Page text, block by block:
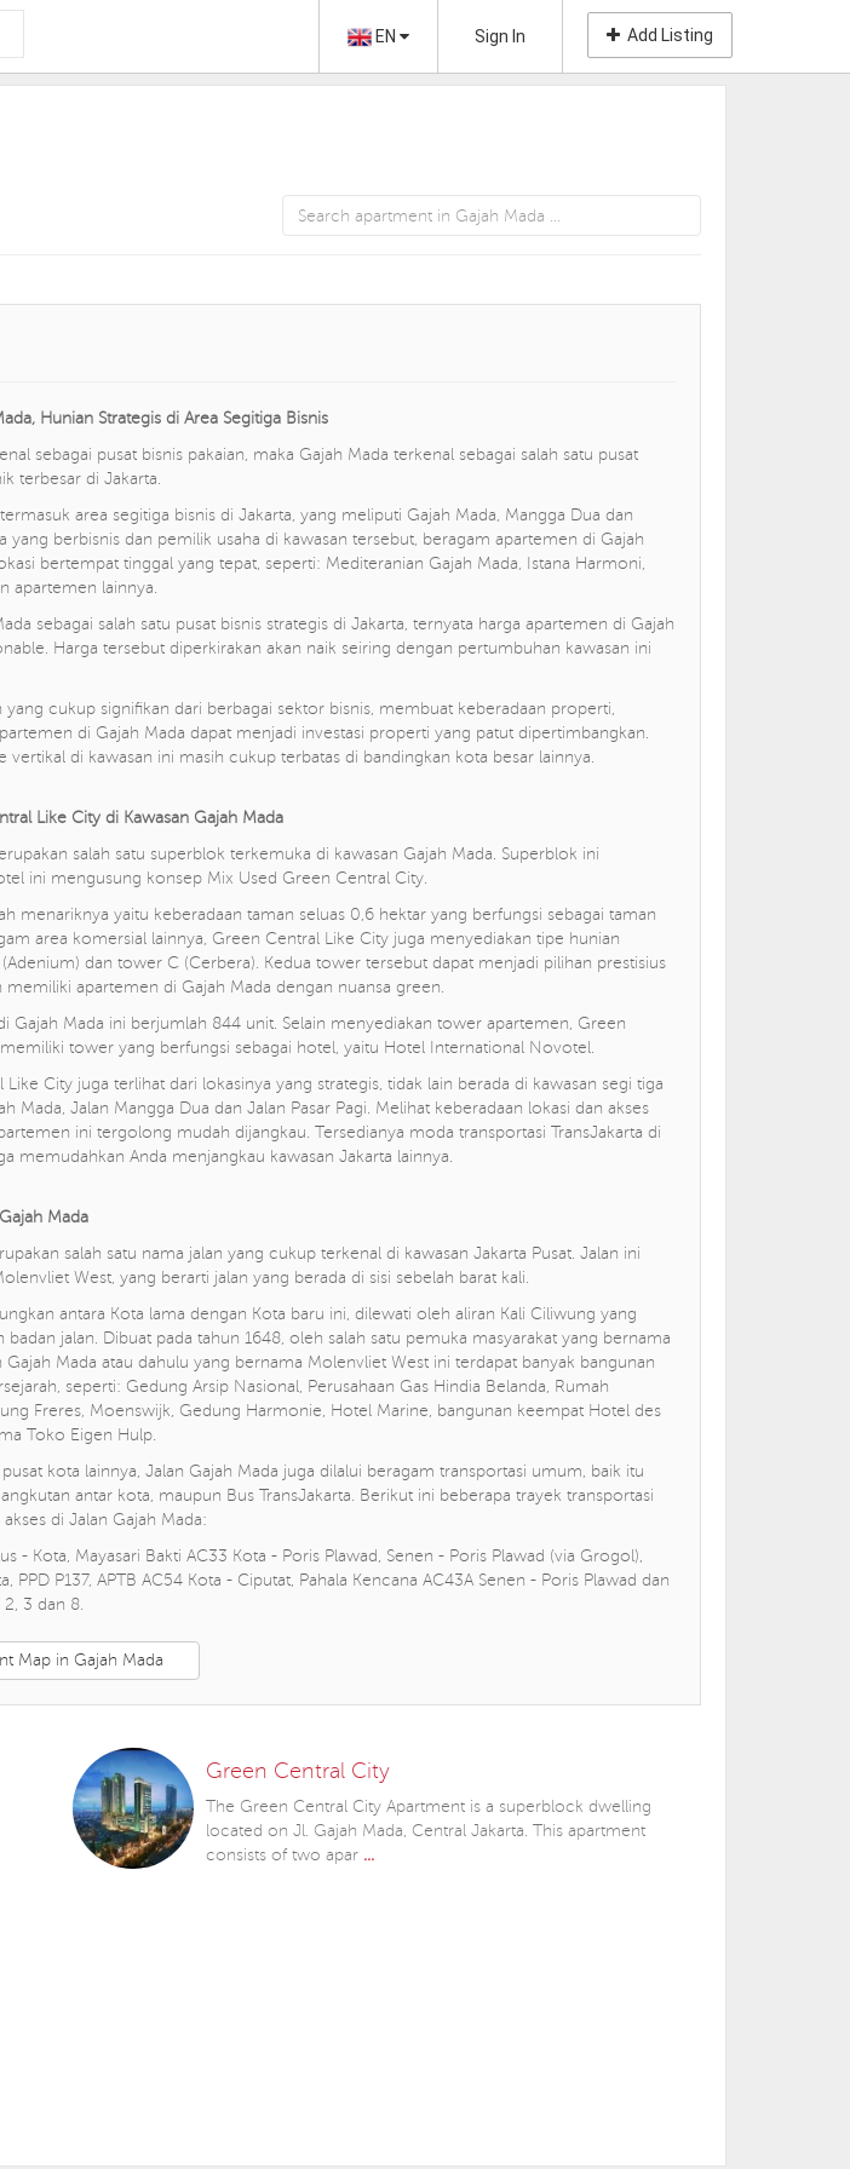
EN Sign In Add Listing
Hunian Strategis di Area Segitiga Bisnis
sebagai pusat bisnis pakaian, maka Gajah Mada terkenal sebagai salah satu pusat
terbesar di Jakarta.
area segitiga bisnis di Jakarta, yang meliputi Gajah Mada, Mangga Dua dan
yang berbisnis dan pemilik usaha di kawasan tersebut, beragam apartemen di Gajah
bertempat tinggal yang tepat, seperti: Mediteranian Gajah Mada, Istana Harmoni,
apartemen lainnya.
sebagai salah satu pusat bisnis strategis di Jakarta, ternyata harga apartemen di Gajah
Harga tersebut diperkirakan akan naik seiring dengan pertumbuhan kawasan ini
yang cukup signifikan dari berbagai sektor bisnis, membuat keberadaan properti,
di Gajah Mada dapat menjadi investasi properti yang patut dipertimbangkan.
vertikal di kawasan ini masih cukup terbatas di bandingkan kota besar lainnya.
Like City di Kawasan Gajah Mada
salah satu superblok terkemuka di kawasan Gajah Mada. Superblok ini
ini mengusung konsep Mix Used Green Central City.
menariknya yaitu keberadaan taman seluas 0,6 hektar yang berfungsi sebagai taman
area komersial lainnya, Green Central Like City juga menyediakan tipe hunian
dan tower C (Cerbera). Kedua tower tersebut dapat menjadi pilihan prestisius
memiliki apartemen di Gajah Mada dengan nuansa green.
Gajah Mada ini berjumlah 844 unit. Selain menyediakan tower apartemen, Green
tower yang berfungsi sebagai hotel, yaitu Hotel International Novotel.
Like City juga terlihat dari lokasinya yang strategis, tidak lain berada di kawasan segi tiga
Mada, Jalan Mangga Dua dan Jalan Pasar Pagi. Melihat keberadaan lokasi dan akses
ini tergolong mudah dijangkau. Tersedianya moda transportasi TransJakarta di
memudahkan Anda menjangkau kawasan Jakarta lainnya.
Mada
salah satu nama jalan yang cukup terkenal di kawasan Jakarta Pusat. Jalan ini
West, yang berarti jalan yang berada di sisi sebelah barat kali.
antara Kota lama dengan Kota baru ini, dilewati oleh aliran Kali Ciliwung yang
badan jalan. Dibuat pada tahun 1648, oleh salah satu pemuka masyarakat yang bernama
Gajah Mada atau dahulu yang bernama Molenvliet West ini terdapat banyak bangunan
seperti: Gedung Arsip Nasional, Perusahaan Gas Hindia Belanda, Rumah
Freres, Moenswijk, Gedung Harmonie, Hotel Marine, bangunan keempat Hotel des
Toko Eigen Hulp.
kota lainnya, Jalan Gajah Mada juga dilalui beragam transportasi umum, baik itu
antar kota, maupun Bus TransJakarta. Berikut ini beberapa trayek transportasi
di Jalan Gajah Mada:
- Kota, Mayasari Bakti AC33 Kota - Poris Plawad, Senen - Poris Plawad (via Grogol),
PPD P137, APTB AC54 Kota - Ciputat, Pahala Kencana AC43A Senen - Poris Plawad dan
2, 3 dan 8.
Map in Gajah Mada
Green Central City
The Green Central City Apartment is a superblock dwelling
located on Jl. Gajah Mada, Central Jakarta. This apartment
consists of two apar ...